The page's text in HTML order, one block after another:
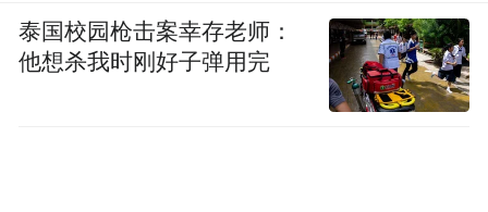
泰国校园枪击案幸存老师：
他想杀我时刚好子弹用完